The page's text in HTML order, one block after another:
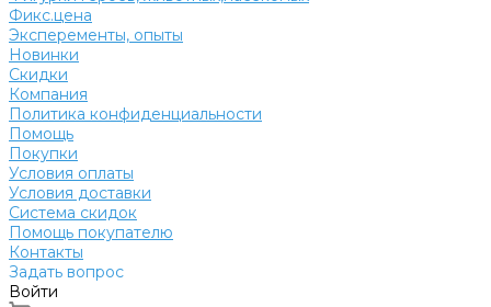
Фикс.цена
Эксперементы, опыты
Новинки
Скидки
Компания
Политика конфиденциальности
Помощь
Покупки
Условия оплаты
Условия доставки
Система скидок
Помощь покупателю
Контакты
Задать вопрос
Войти